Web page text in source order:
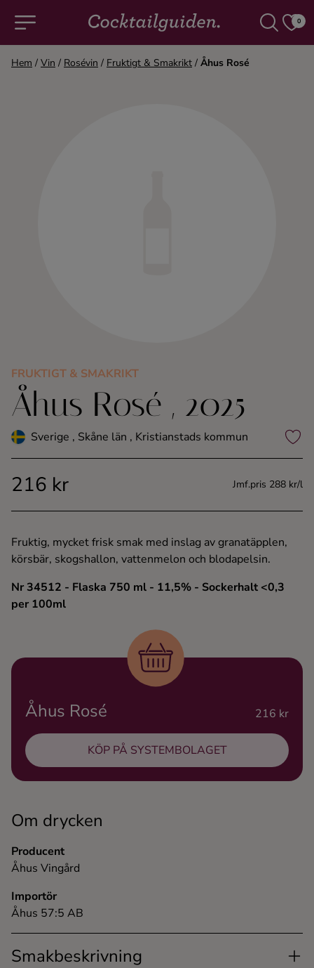
0
Konjak
Likör
Rom
Shots
Vodka
Whisky
Hem / Vin / Rosévin / Fruktigt & Smakrikt / Åhus Rosé
FRUKTIGT & SMAKRIKT
Åhus Rosé , 2025
Sverige , Skåne län , Kristianstads kommun
216 kr Jmf.pris 288 kr/l
Fruktig, mycket frisk smak med inslag av granatäpplen,
körsbär, skogshallon, vattenmelon och blodapelsin.
Nr 34512 - Flaska 750 ml - 11,5% - Sockerhalt <0,3
per 100ml
Om drycken
Producent
Åhus Vingård
Importör
Åhus 57:5 AB
Smakbeskrivning
Åhus Rosé 216 kr
KÖP PÅ SYSTEMBOLAGET